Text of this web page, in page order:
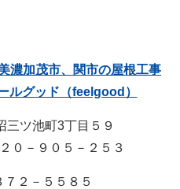
濃加茂市、関市の屋根工事
ルグッド（feelgood）
三ツ池町3丁目５９
０－９０５－２５３
２－５５８５